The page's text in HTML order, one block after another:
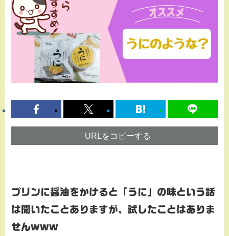
URLをコピーする
プリンに醤油をかけると「うに」の味という話
は聞いたことありますが、試したことはありま
せんwww